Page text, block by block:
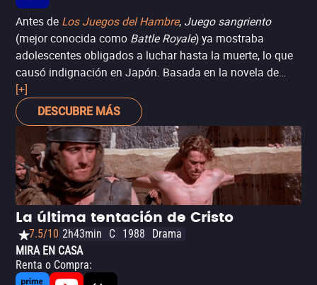
Antes de Los Juegos del Hambre, Juego sangriento
(mejor conocida como Battle Royale) ya mostraba
adolescentes obligados a luchar hasta la muerte, lo que
causó indignación en Japón. Basada en la novela de
Koushun Takami, la película fue criticada por su violencia
extrema y acusada de promover la brutalidad juvenil.
Incluso fue prohibida en algunos países y tuvo una
distribución limitada en Estados Unidos por el temor de
que pudiera inspirar ataques en escuelas. Aun así, se
convirtió en una película de culto e influyó en toda una
generación de historias distópicas.
[+]
DESCUBRE MÁS
La última tentación de Cristo
7.5/10 2h43min C 1988
Drama
MIRA EN CASA
Renta o Compra: